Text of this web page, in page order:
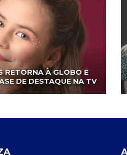
RETORNA À GLOBO E
DE DESTAQUE NA TV